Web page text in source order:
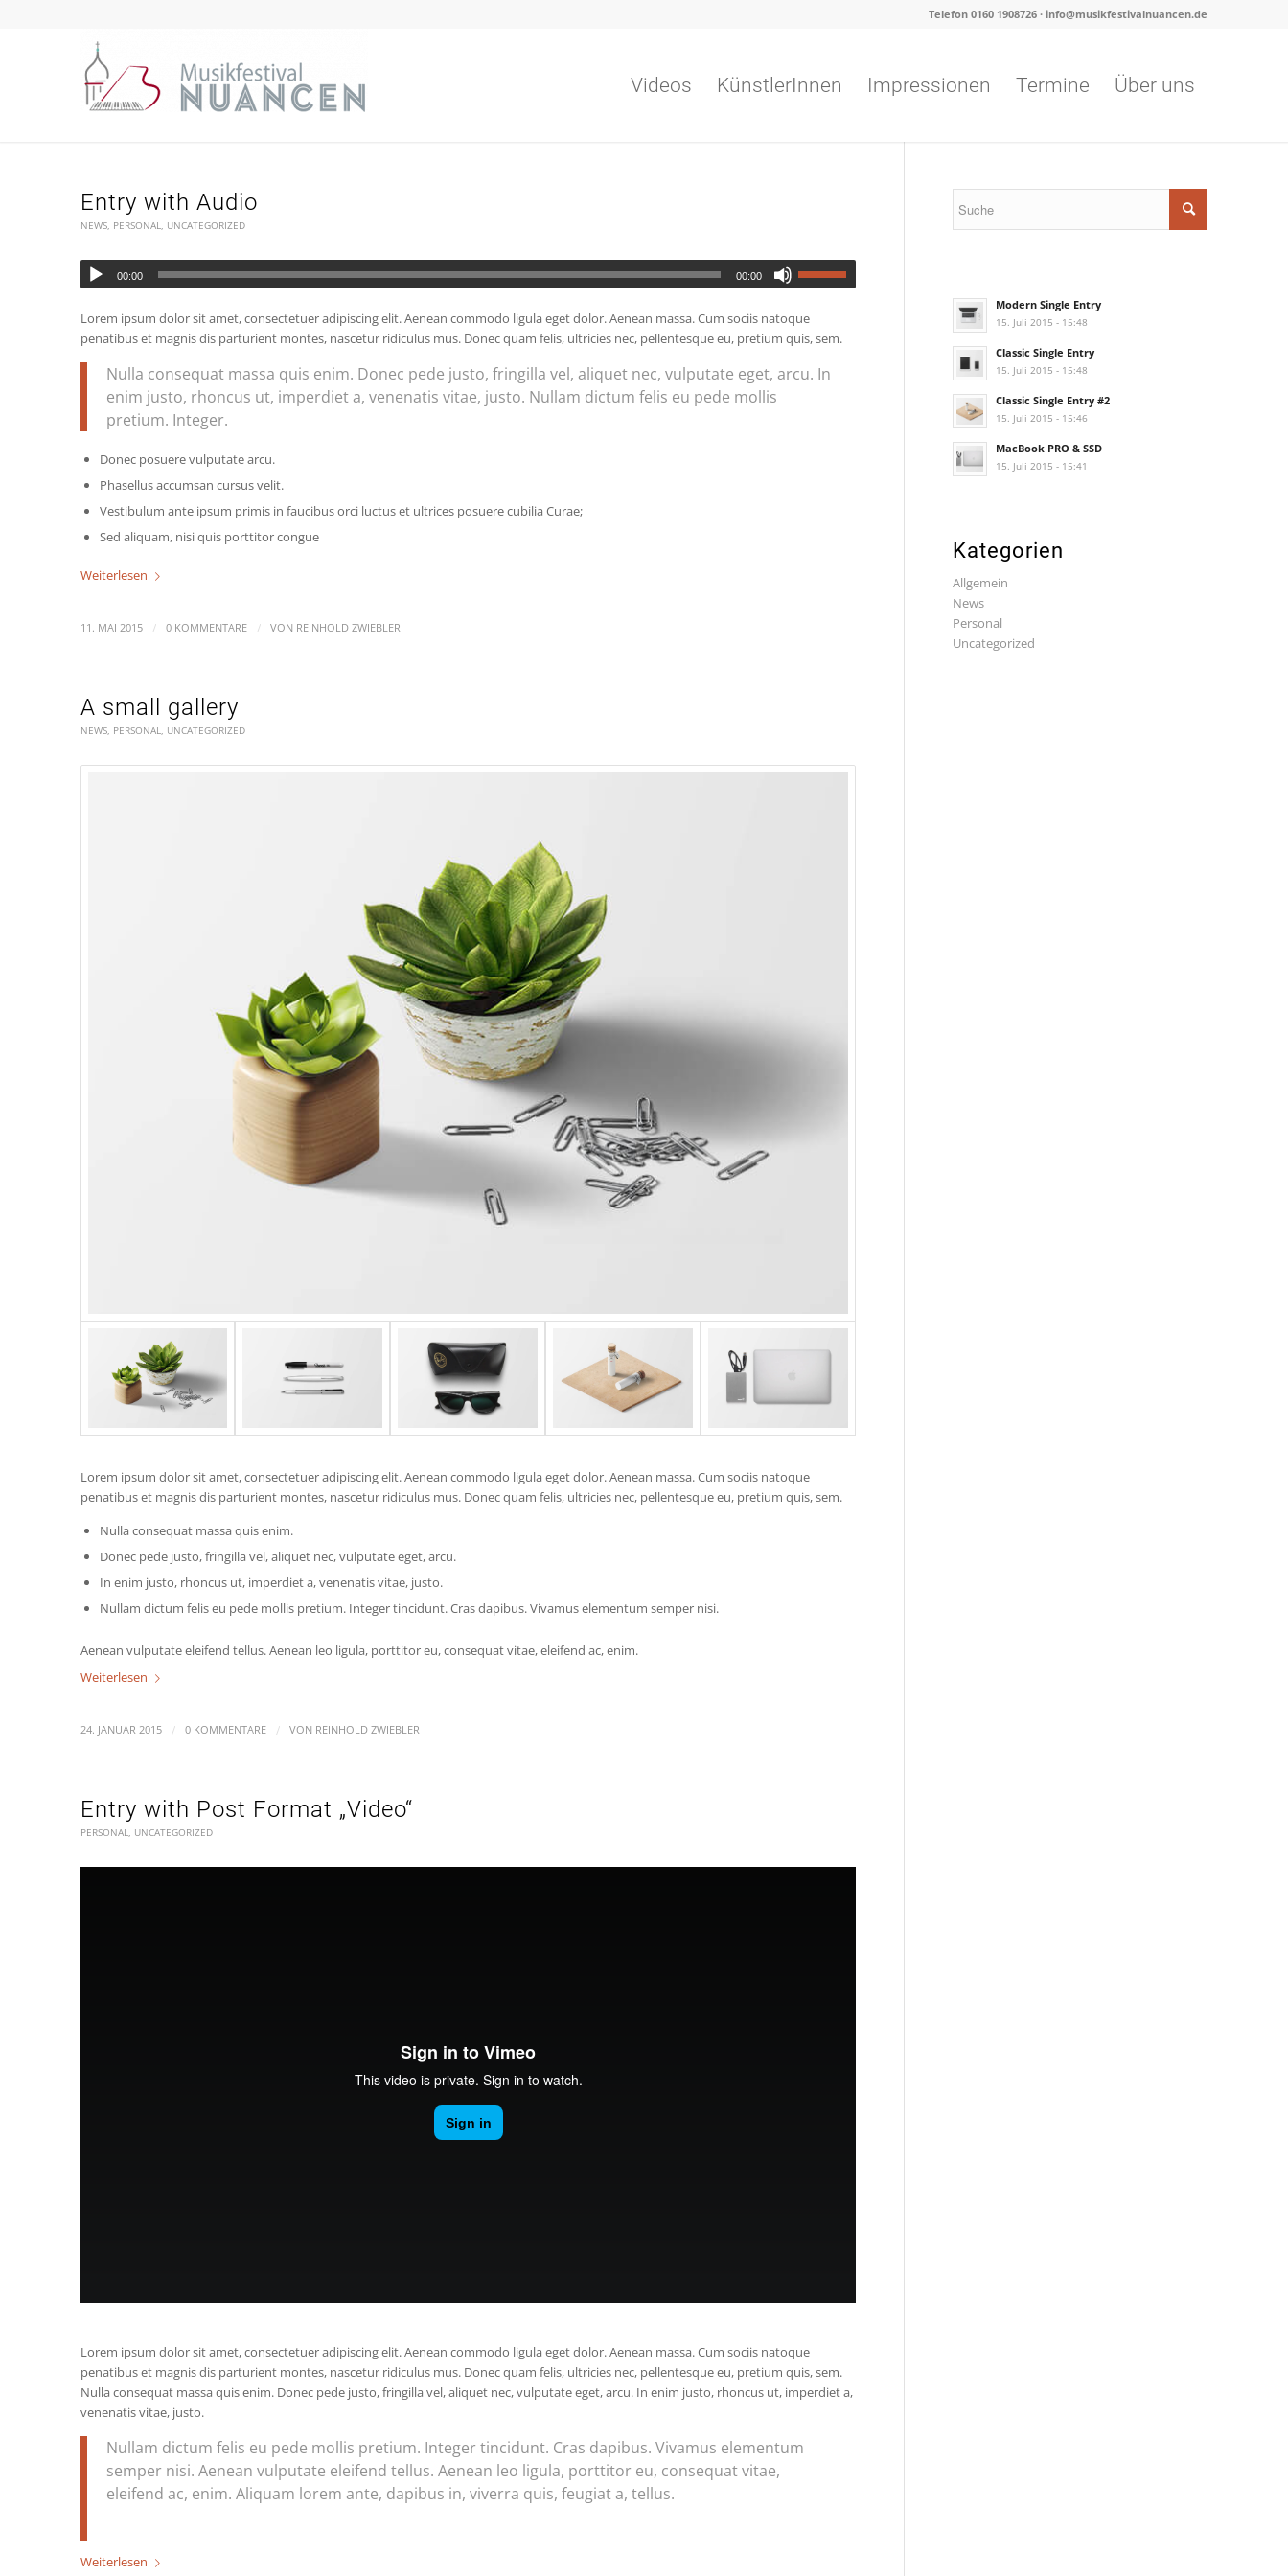
Telefon 0160 1908726 · info@musikfestivalnuancen.de
Videos KünstlerInnen Impressionen Termine Über uns
Entry with Audio
NEWS, PERSONAL, UNCATEGORIZED
00:00 00:00
Lorem ipsum dolor sit amet, consectetuer adipiscing elit. Aenean commodo ligula eget dolor. Aenean massa. Cum sociis natoque
penatibus et magnis dis parturient montes, nascetur ridiculus mus. Donec quam felis, ultricies nec, pellentesque eu, pretium quis, sem.
Nulla consequat massa quis enim. Donec pede justo, fringilla vel, aliquet nec, vulputate eget, arcu. In
enim justo, rhoncus ut, imperdiet a, venenatis vitae, justo. Nullam dictum felis eu pede mollis
pretium. Integer.
Donec posuere vulputate arcu.
Phasellus accumsan cursus velit.
Vestibulum ante ipsum primis in faucibus orci luctus et ultrices posuere cubilia Curae;
Sed aliquam, nisi quis porttitor congue
Weiterlesen
11. MAI 2015 / 0 KOMMENTARE / VON REINHOLD ZWIEBLER
A small gallery
NEWS, PERSONAL UNCATEGORIZED
Lorem ipsum dolor sit amet, consectetuer adipiscing elit. Aenean commodo ligula eget dolor. Aenean massa. Cum sociis natoque
penatibus et magnis dis parturient montes, nascetur ridiculus mus. Donec quam felis, ultricies nec, pellentesque eu, pretium quis, sem.
Nulla consequat massa quis enim.
Donec pede justo, fringilla vel, aliquet nec, vulputate eget, arcu.
In enim justo, rhoncus ut, imperdiet a, venenatis vitae, justo.
Nullam dictum felis eu pede mollis pretium. Integer tincidunt. Cras dapibus. Vivamus elementum semper nisi.
Aenean vulputate eleifend tellus. Aenean leo ligula, porttitor eu, consequat vitae, eleifend ac, enim.
Weiterlesen
24. JANUAR 2015 / 0 KOMMENTARE / VON REINHOLD ZWIEBLER
Entry with Post Format „Video“
PERSONAL, UNCATEGORIZED
Lorem ipsum dolor sit amet, consectetuer adipiscing elit. Aenean commodo ligula eget dolor. Aenean massa. Cum sociis natoque
penatibus et magnis dis parturient montes, nascetur ridiculus mus. Donec quam felis, ultricies nec, pellentesque eu, pretium quis, sem.
Nulla consequat massa quis enim. Donec pede justo, fringilla vel, aliquet nec, vulputate eget, arcu. In enim justo, rhoncus ut, imperdiet a,
venenatis vitae, justo.
Nullam dictum felis eu pede mollis pretium. Integer tincidunt. Cras dapibus. Vivamus elementum
semper nisi. Aenean vulputate eleifend tellus. Aenean leo ligula, porttitor eu, consequat vitae,
eleifend ac, enim. Aliquam lorem ante, dapibus in, viverra quis, feugiat a, tellus.
Weiterlesen
Modern Single Entry
15. Juli 2015 - 15:48
Classic Single Entry
15. Juli 2015 - 15:48
Classic Single Entry #2
15. Juli 2015 - 15:46
MacBook PRO & SSD
15. Juli 2015 - 15:41
Kategorien
Allgemein
News
Personal
Uncategorized